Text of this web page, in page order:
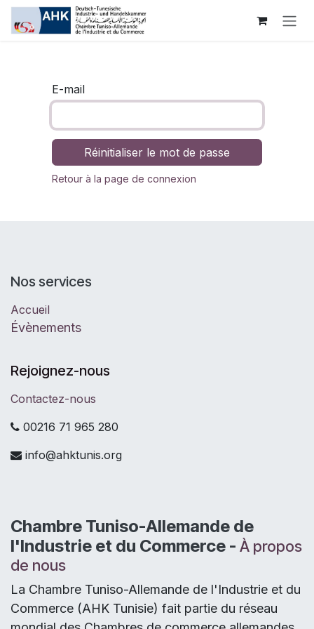
Se rendre au contenu
E-mail
Réinitialiser le mot de passe
Retour à la page de connexion
Nos services
Accueil
Évènements
Rejoignez-nous
Contactez-nous
00216 71 965 280
info@ahktunis.org
Chambre Tuniso-Allemande de
l'Industrie et du Commerce - À propos
de nous
La Chambre Tuniso-Allemande de l'Industrie et du
Commerce (AHK Tunisie) fait partie du réseau